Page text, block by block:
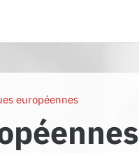
européennes